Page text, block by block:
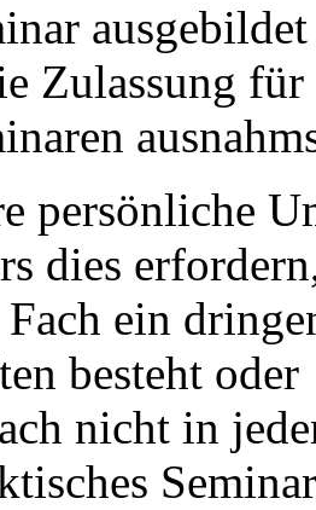
Zulassung
persönliche
dies
ein
besteht oder
nicht in